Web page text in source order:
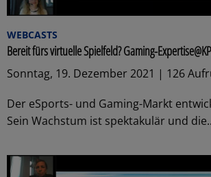
WEBCASTS
Bereit fürs virtuelle Spielfeld? Gaming-
Sonntag, 19. Dezember 2021 | 126
Der eSports- und Gaming-Markt
Sein Wachstum ist spektakulär und